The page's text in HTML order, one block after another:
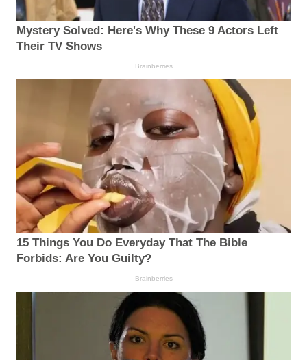
Mystery Solved: Here's Why These 9 Actors Left
Their TV Shows
Brainberries
15 Things You Do Everyday That The Bible
Forbids: Are You Guilty?
Brainberries